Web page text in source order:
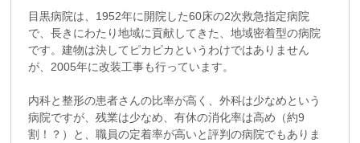
目黒病院は、1952年に開院した60床の2次救急指定病院
で、長きにわたり地域に貢献してきた、地域密着型の病院
です。建物は決してピカピカというわけではありません
が、2005年に改装工事も行っています。
内科と整形の患者さんの比率が高く、外科は少なめという
病院ですが、残業は少なめ、有休の消化率は高め（約9
割！？）と、職員の定着率が高いと評判の病院でもありま